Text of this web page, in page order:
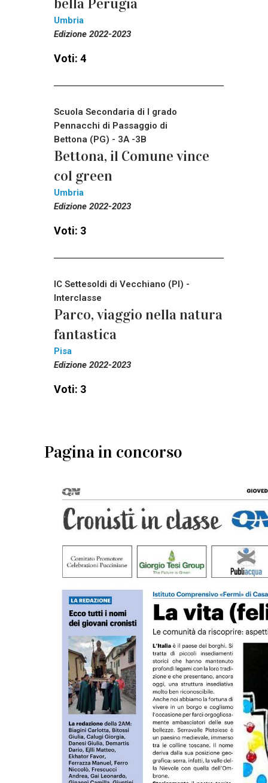
bella Perugia
Umbria
Edizione 2022-2023
Voti: 4
Scuola Secondaria di I grado
Pennacchi di Passaggio di
Bettona (PG) - 3A -3B
Bettona, il Comune vince
col green
Umbria
Edizione 2022-2023
Voti: 3
IC Settesoldi di Vecchiano (PI) -
Interclasse
Parco, viaggio nella natura
fantastica
Pisa
Edizione 2022-2023
Voti: 3
Pagina in concorso